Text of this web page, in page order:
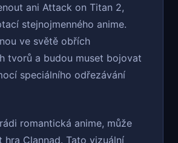
ani Attack on Titan 2,
stejnojmenného anime.
ve světě obřích
tvorů a budou muset bojovat
speciálního odřezávání
romantická anime, může
hra Clannad. Tato vizuální